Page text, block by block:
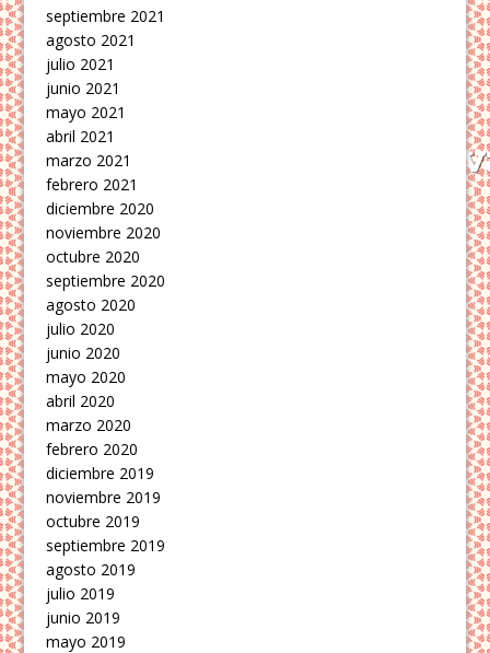
septiembre 2021
agosto 2021
julio 2021
junio 2021
mayo 2021
abril 2021
marzo 2021
febrero 2021
diciembre 2020
noviembre 2020
octubre 2020
septiembre 2020
agosto 2020
julio 2020
junio 2020
mayo 2020
abril 2020
marzo 2020
febrero 2020
diciembre 2019
noviembre 2019
octubre 2019
septiembre 2019
agosto 2019
julio 2019
junio 2019
mayo 2019